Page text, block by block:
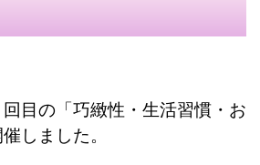
目の「巧緻性・生活習慣・お
しました。